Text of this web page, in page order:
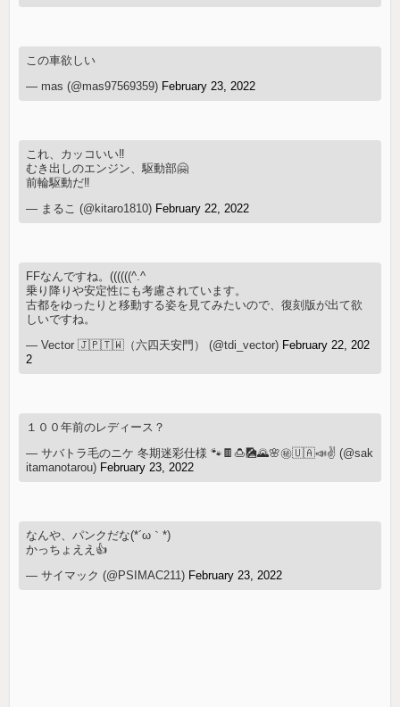
この車欲しい
— mas (@mas97569359) February 23, 2022
これ、カッコいい‼️
むき出しのエンジン、駆動部🤗
前輪駆動だ‼️
— まるこ (@kitaro1810) February 22, 2022
FFなんですね。((((((^.^
乗り降りや安定性にも考慮されています。
古都をゆったりと移動する姿を見てみたいので、復刻版が出て欲
しいですね。
— Vector 🇯🇵🇹🇼（六四天安門） (@tdi_vector) February 22, 202
2
１００年前のレディース？
— サバトラ毛のニケ 冬期迷彩仕様 🐾🍫🍮🎑🌄🌸㊙️🇺🇦📣✌️ (@sak
itamanotarou) February 23, 2022
なんや、パンクだな(*´ω｀*)
かっちょええ👍
— サイマック (@PSIMAC211) February 23, 2022